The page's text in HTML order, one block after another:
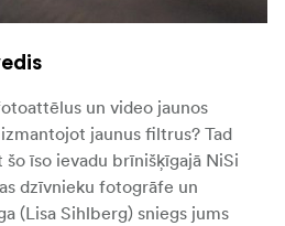
un video jaunos
jaunus filtrus? Tad
īso ievadu brīnišķīgajā NiSi
dzīvnieku fotogrāfe un
(Lisa Sihlberg) sniegs jums